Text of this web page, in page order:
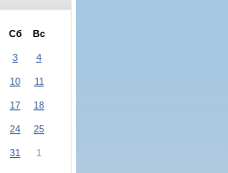
Сб Вс
3 4
10 11
17 18
24 25
31 1